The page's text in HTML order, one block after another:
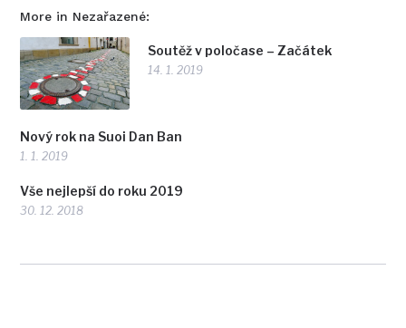
More in Nezařazené:
Soutěž v poločase – Začátek
14. 1. 2019
Nový rok na Suoi Dan Ban
1. 1. 2019
Vše nejlepší do roku 2019
30. 12. 2018